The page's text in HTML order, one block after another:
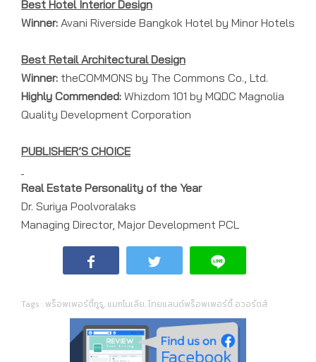
Best Hotel Interior Design
Winner: Avani Riverside Bangkok Hotel by Minor Hotels
Best Retail Architectural Design
Winner: theCOMMONS by The Commons Co., Ltd.
Highly Commended: Whizdom 101 by MQDC Magnolia
Quality Development Corporation
PUBLISHER’S CHOICE
Real Estate Personality of the Year
Dr. Suriya Poolvoralaks
Managing Director, Major Development PCL
Tags : พร็อพเพอร์ตี้กูรู, แมกโนเลีย,ไทยแลนด์พร็อพเพอร์ตี้ อวอร์ดส์